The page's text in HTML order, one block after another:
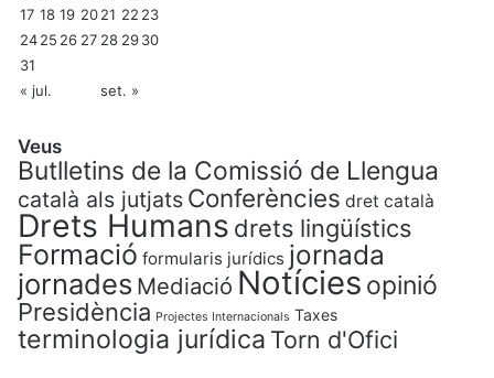
17 18 19 2021 22 23
2425 26 27 28 2930
31
« jul.
set. »
Veus
Butlletins de la Comissió de Llengua
català als jutjats Conferències dret català
Drets Humans drets lingüístics
Formació formularis jurídics jornada
jornades Mediació Notícies opinió
Presidència Projectes Internacionals Taxes
terminologia jurídica Torn d'Ofici